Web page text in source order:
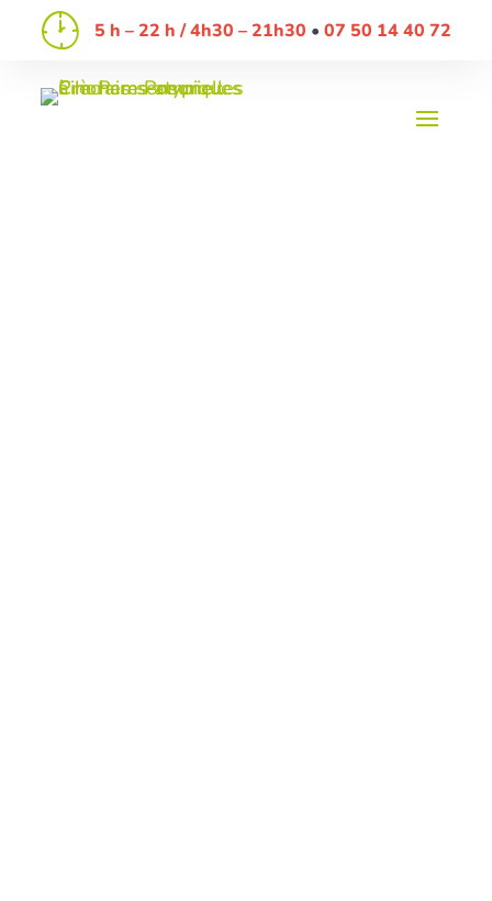
5 h – 22 h / 4h30 – 21h30 07 50 14 40 72